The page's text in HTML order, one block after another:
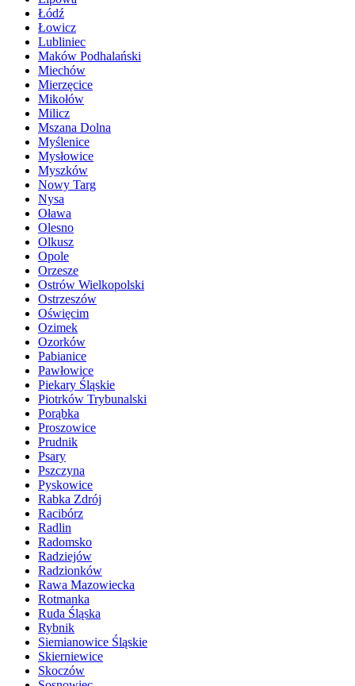
Łódź
Łowicz
Lubliniec
Maków Podhalański
Miechów
Mierzęcice
Mikołów
Milicz
Mszana Dolna
Myślenice
Mysłowice
Myszków
Nowy Targ
Nysa
Oława
Olesno
Olkusz
Opole
Orzesze
Ostrów Wielkopolski
Ostrzeszów
Oświęcim
Ozimek
Ozorków
Pabianice
Pawłowice
Piekary Śląskie
Piotrków Trybunalski
Porąbka
Proszowice
Prudnik
Psary
Pszczyna
Pyskowice
Rabka Zdrój
Racibórz
Radlin
Radomsko
Radziejów
Radzionków
Rawa Mazowiecka
Rotmanka
Ruda Śląska
Rybnik
Siemianowice Śląskie
Skierniewice
Skoczów